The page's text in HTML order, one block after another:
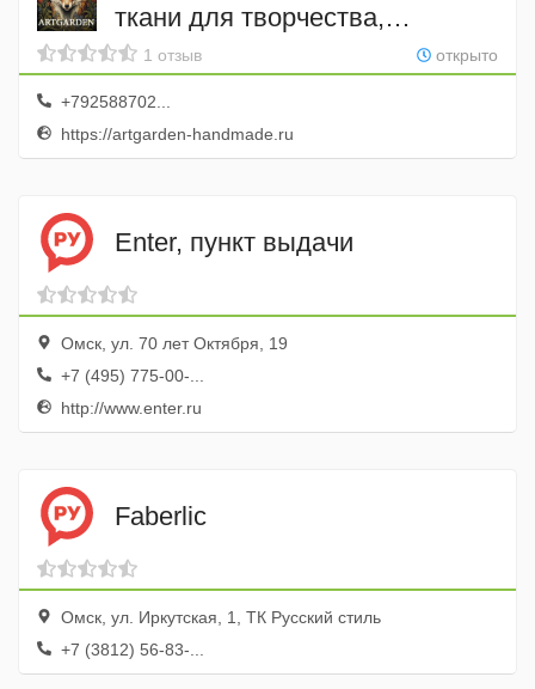
ткани для творчества,
рукоделия и шитья своими
руками
открыто
1 отзыв
+792588702...
https://artgarden-handmade.ru
Enter, пункт выдачи
Омск, ул. 70 лет Октября, 19
+7 (495) 775-00-...
http://www.enter.ru
Faberlic
Омск, ул. Иркутская, 1, ТК Русский стиль
+7 (3812) 56-83-...